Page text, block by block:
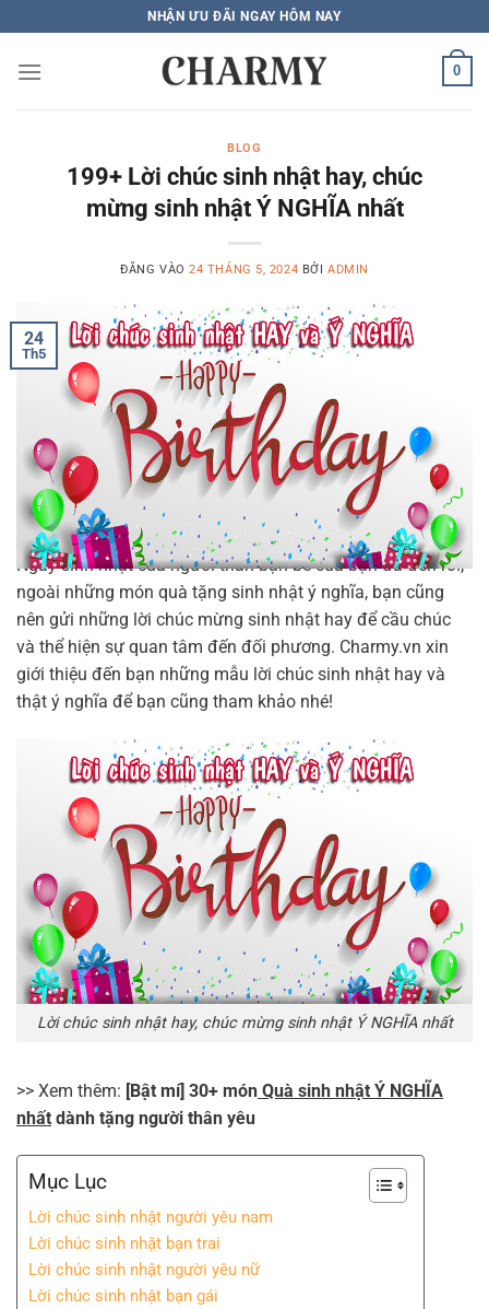
qua
nội
NHẬN ƯU ĐÃI NGAY HÔM NAY
0
BLOG
199+ Lời chúc sinh nhật hay, chúc
mừng sinh nhật Ý NGHĨA nhất
ĐĂNG VÀO24 THÁNG 5, 2024 BỞI ADMIN
24
Th5
Ngày sinh nhật của người thân bạn bè của bạn đã đến rồi,
ngoài những món quà tặng sinh nhật ý nghĩa, bạn cũng
nên gửi những lời chúc mừng sinh nhật hay để cầu chúc
và thể hiện sự quan tâm đến đối phương. Charmy.vn xin
giới thiệu đến bạn những mẫu lời chúc sinh nhật hay và
thật ý nghĩa để bạn cũng tham khảo nhé!
Lời chúc sinh nhật hay, chúc mừng sinh nhật Ý NGHĨA nhất
>> Xem thêm: [Bật mí] 30+ món Quà sinh nhật Ý NGHĨA
nhất dành tặng người thân yêu
Mục Lục
Lời chúc sinh nhật người yêu nam
Lời chúc sinh nhật bạn trai
Lời chúc sinh nhật người yêu nữ
Lời chúc sinh nhật bạn gái